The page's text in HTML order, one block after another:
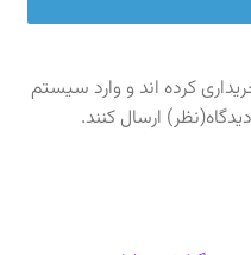
کرده اند و وارد سیستم
ارسال کنند.